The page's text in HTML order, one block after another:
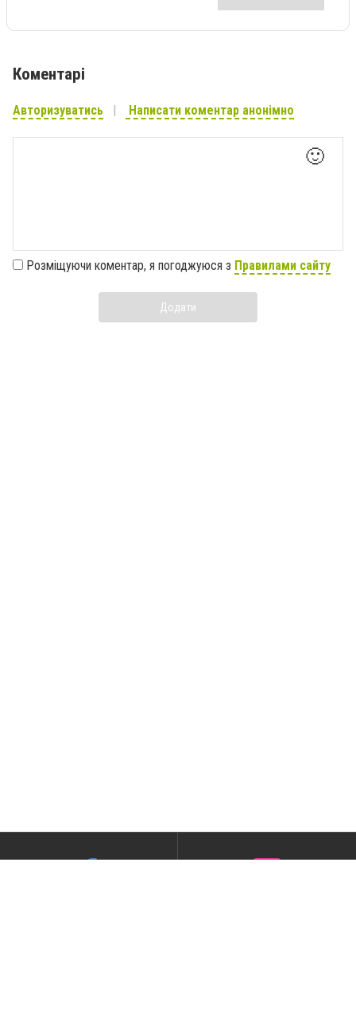
Коментарі
Авторизуватись Написати коментар анонімно
🙂
Розміщуючи коментар, я погоджуюся з Правилами сайту
Додати